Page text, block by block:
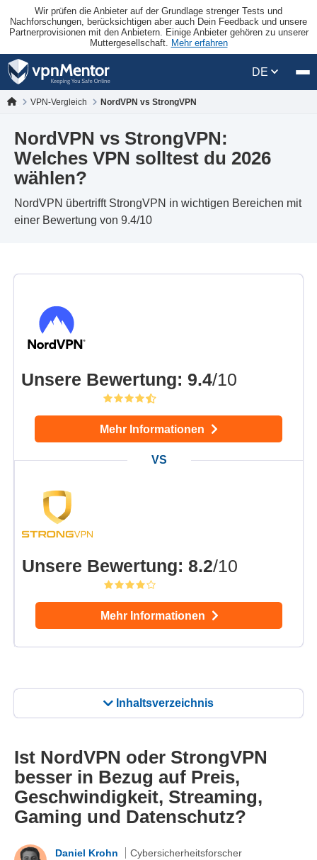
Wir prüfen die Anbieter auf der Grundlage strenger Tests und
Nachforschungen, berücksichtigen aber auch Dein Feedback und unsere
Partnerprovisionen mit den Anbietern. Einige Anbieter gehören zu unserer
Muttergesellschaft. Mehr erfahren
DE
VPN-Vergleich NordVPN vs StrongVPN
NordVPN vs StrongVPN:
Welches VPN solltest du 2026
wählen?
NordVPN übertrifft StrongVPN in wichtigen Bereichen mit
einer Bewertung von 9.4/10
Inhaltsverzeichnis
Unsere Bewertung: 9.4/10
Mehr Informationen
Unsere Bewertung: 8.2/10
Mehr Informationen
Ist NordVPN oder StrongVPN
besser in Bezug auf Preis,
Geschwindigkeit, Streaming,
Gaming und Datenschutz?
Daniel Krohn
Cybersicherheitsforscher